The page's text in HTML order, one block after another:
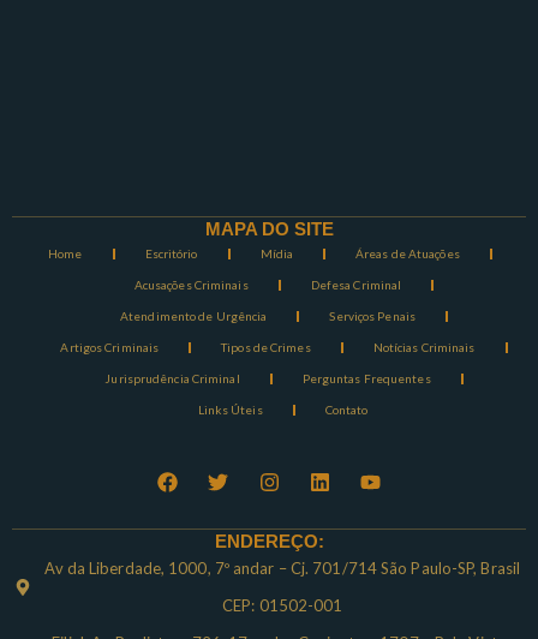
MAPA DO SITE
Home Escritório Mídia Áreas de Atuações
Acusações Criminais Defesa Criminal
Atendimento de Urgência Serviços Penais
Artigos Criminais Tipos de Crimes Notícias Criminais
Jurisprudência Criminal Perguntas Frequentes
Links Úteis Contato
ENDEREÇO:
Av da Liberdade, 1000, 7º andar – Cj. 701/714 São Paulo-SP, Brasil
CEP: 01502-001